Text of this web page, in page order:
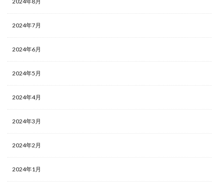
2024年7月
2024年6月
2024年5月
2024年4月
2024年3月
2024年2月
2024年1月